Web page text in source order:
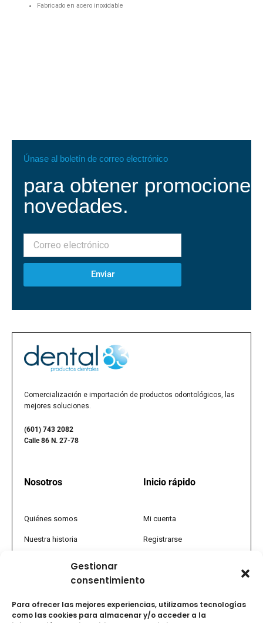
Gestionar
consentimiento
Para ofrecer las mejores experiencias, utilizamos tecnologías
como las cookies para almacenar y/o acceder a la
Fabricado en acero inoxidable
Únase al boletín de correo electrónico
para obtener
novedades.
Enviar
Comercialización e importación de productos odontológicos, las
mejores soluciones.
(601) 743 2082
Calle 86 N. 27-78
Nosotros
Quiénes somos
Nuestra historia
Tratamiento de datos
Inicio rápido
Mi cuenta
Registrarse
Promociones
FAQs